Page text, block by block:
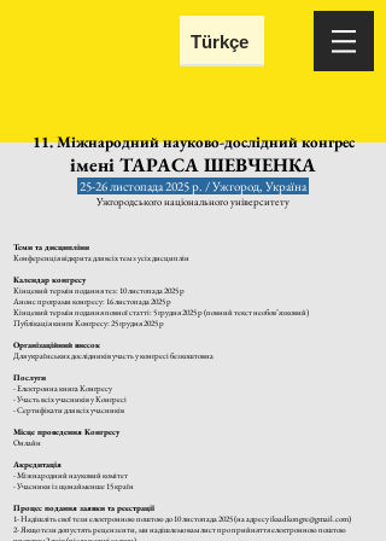
Türkçe
11. Міжнародний науково-дослідний конгрес
імені ТАРАСА ШЕВЧЕНКА
25-26 листопада 2025 р. / Ужгород, Україна
Ужгородського національного університету
Теми та дисципліни
Конференція відкрита для всіх тем з усіх дисциплін
Календар конгресу
Кінцевий термін подання тез: 10 листопада 2025 р
Анонс програми конгресу: 16 листопада 2025 р
Кінцевий термін подання повної статті: 5 грудня 2025 р (повний текст необов’язковий)
Публікація книги Конгресу: 25 грудня 2025 р
Організаційний внесок
Для українських дослідників участь у конгресі безкоштовна
Послуги
- Електронна книга Конгресу
- Участь всіх учасників у Конгресі
- Сертифікати для всіх учасників
Місце проведення Конгресу
Онлайн
Акредитація
- Міжнародний науковий комітет
- Учасники із щонайменше 15 країн
Процес подання заявки та реєстрації
1- Надішліть свої тези електронною поштою до 10 листопада 2025 (на адресуiksadkongre@gmail.com)
2- Якщо тези допустять рецензенти, ми надішлемо вам лист про прийняття електронною поштою